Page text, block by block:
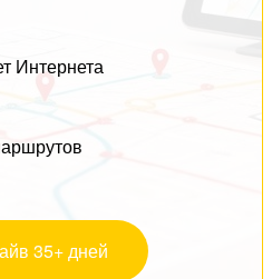
Интернета
35+ дней